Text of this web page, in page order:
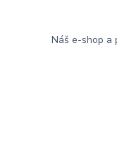
Náš e-shop a